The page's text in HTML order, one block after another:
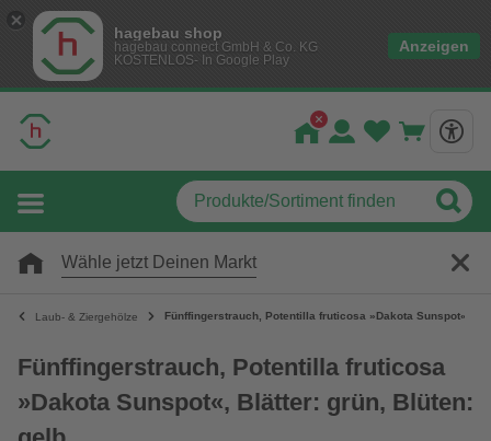
hagebau shop
hagebau connect GmbH & Co. KG
KOSTENLOS- In Google Play
Anzeigen
Wähle jetzt Deinen Markt
Laub- & Ziergehölze Fünffingerstrauch, Potentilla fruticosa »Dakota Sunspot«,
Fünffingerstrauch, Potentilla fruticosa
»Dakota Sunspot«, Blätter: grün, Blüten: